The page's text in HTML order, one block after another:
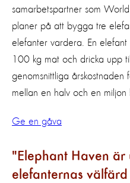
samarbetspartner som
planer på att bygga tre
elefanter vardera. En
100 kg mat och dricka upp
genomsnittliga
mellan en halv och en miljon
Ge en gåva
Elephant Haven
elefanternas välfärd